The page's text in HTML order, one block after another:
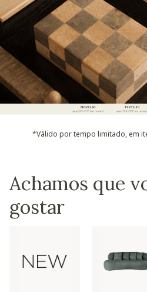
*Válido por tempo limitado, em
Achamos que
gostar